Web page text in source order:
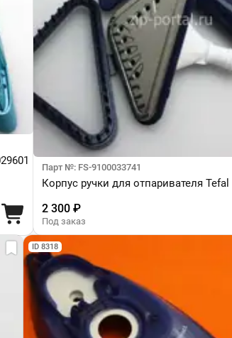
Парт №: FS-9100033741
Корпус ручки для отпаривателя Tefal
2 300 ₽
Под заказ
ID 8318